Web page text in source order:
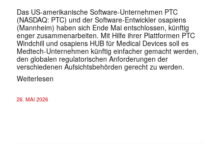
Das US-amerikanische Software-Unternehmen PTC
(NASDAQ: PTC) und der Software-Entwickler osapiens
(Mannheim) haben sich Ende Mai entschlossen, künftig
enger zusammenarbeiten. Mit Hilfe ihrer Plattformen PTC
Windchill und osapiens HUB für Medical Devices soll es
Medtech-Unternehmen künftig einfacher gemacht werden,
den globalen regulatorischen Anforderungen der
verschiedenen Aufsichtsbehörden gerecht zu werden.
Weiterlesen
26. MAI 2026